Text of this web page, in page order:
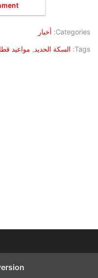
Categories: أخبار
Tags: السكة الحديد, مواعيد